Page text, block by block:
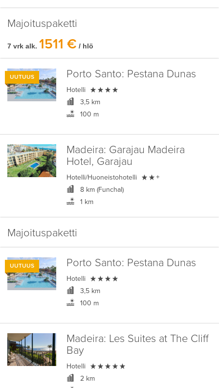
Majoituspaketti
7 vrk alk. 1511 € / hlö
UUTUUS Porto Santo: Pestana Dunas
Hotelli 
3,5 km
100 m
Madeira: Garajau Madeira
Hotel, Garajau
Hotelli/Huoneistohotelli  +
8 km (Funchal)
1 km
Majoituspaketti
UUTUUS Porto Santo: Pestana Dunas
Hotelli 
3,5 km
100 m
Madeira: Les Suites at The Cliff
Bay
Hotelli 
2 km